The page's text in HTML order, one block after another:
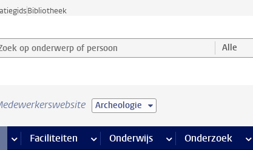
Bibliotheek
op onderwerp of persoon en selecteer categorie Alle
Archeologie
pagina’s
meer ICT pagina’s
Faciliteiten meer Faciliteiten pagina’s
Onderwijs meer Onderwijs
Onderzoek